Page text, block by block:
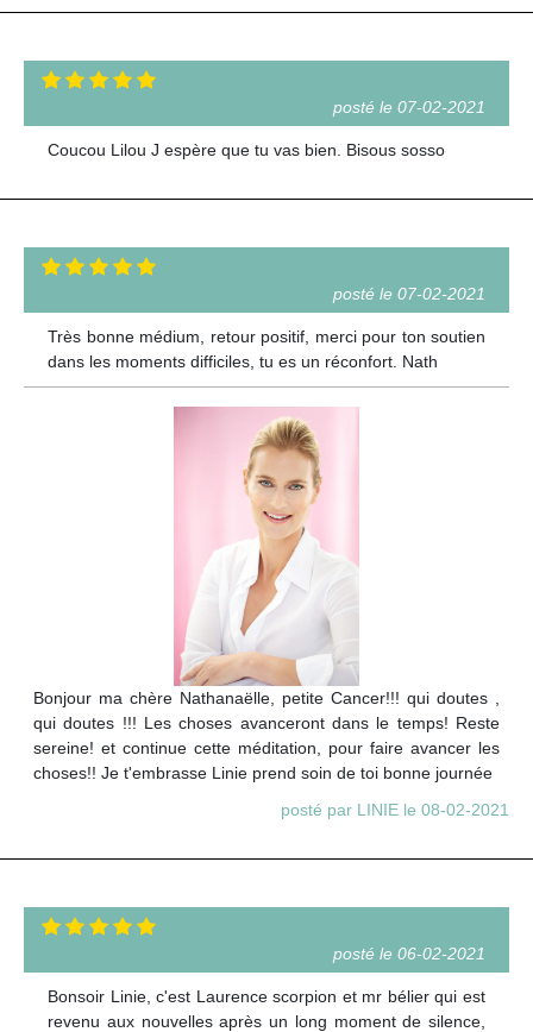
posté le 07-02-2021
Coucou Lilou J espère que tu vas bien. Bisous sosso
posté le 07-02-2021
Très bonne médium, retour positif, merci pour ton soutien
dans les moments difficiles, tu es un réconfort. Nath
Bonjour ma chère Nathanaëlle, petite Cancer!!! qui doutes ,
qui doutes !!! Les choses avanceront dans le temps! Reste
sereine! et continue cette méditation, pour faire avancer les
choses!! Je t'embrasse Linie prend soin de toi bonne journée
posté par LINIE le 08-02-2021
posté le 06-02-2021
Bonsoir Linie, c'est Laurence scorpion et mr bélier qui est
revenu aux nouvelles après un long moment de silence,